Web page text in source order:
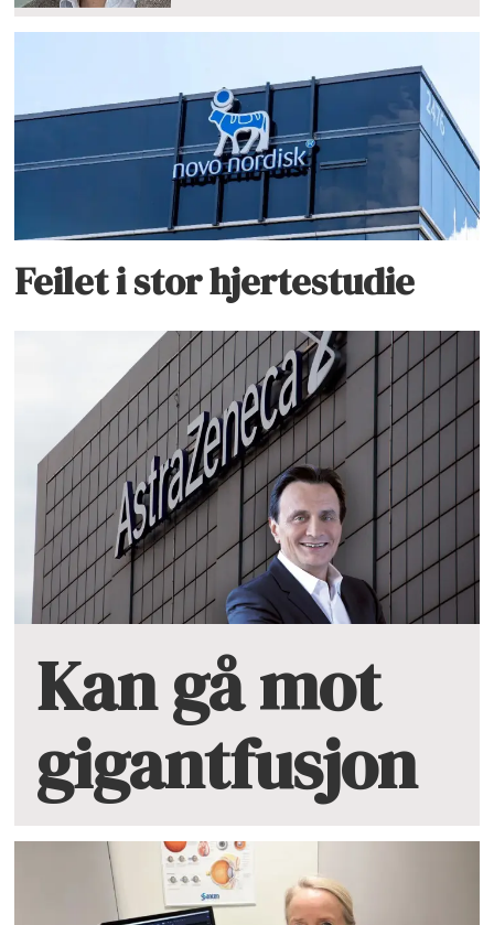
Feilet i stor hjertestudie
Kan gå mot
gigantfusjon